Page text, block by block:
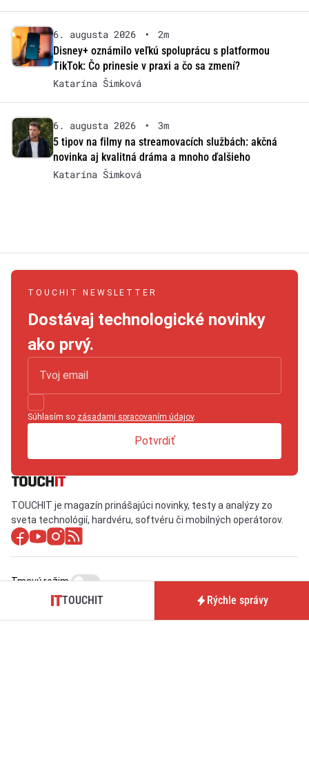
6. augusta 2026 •
2m
Disney+ oznámilo veľkú spoluprácu s platformou
TikTok: Čo prinesie v praxi a čo sa zmení?
Katarína Šimková
6. augusta 2026 •
3m
5 tipov na filmy na streamovacích službách: akčná
novinka aj kvalitná dráma a mnoho ďalšieho
Katarína Šimková
TOUCHIT NEWSLETTER
Dostávaj technologické novinky
ako prvý.
Súhlasím so zásadami spracovaním údajov.
Potvrdiť
TOUCHIT je magazín prinášajúci novinky, testy a analýzy zo
sveta technológií, hardvéru, softvéru či mobilných operátorov.
O nás / Kontakt
Predplatné časopisu
Tmavý režim
TOUCHIT Rýchle správy